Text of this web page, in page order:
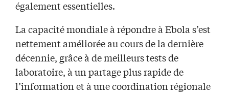
également essentielles.
La capacité mondiale à répondre à Ebola s’est
nettement améliorée au cours de la dernière
décennie, grâce à de meilleurs tests de
laboratoire, à un partage plus rapide de
l’information et à une coordination régionale